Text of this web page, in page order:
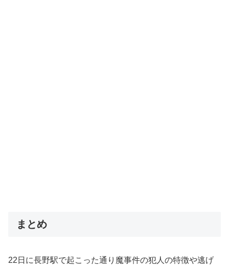
まとめ
22日に長野駅で起こった通り魔事件の犯人の特徴や逃げ